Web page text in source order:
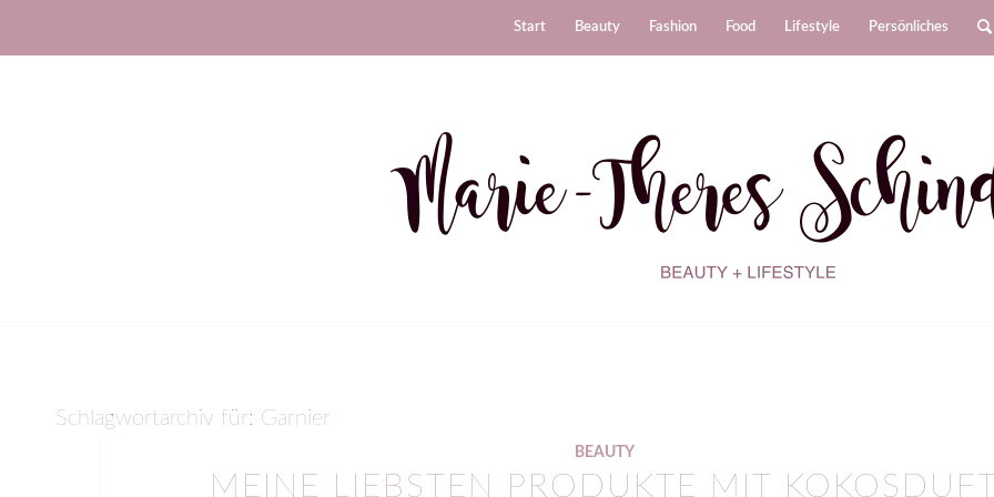
Start Beauty Fashion Food Lifestyle Persönliches
Schlagwortarchiv für: Garnier
BEAUTY
MEINE LIEBSTEN PRODUKTE MIT